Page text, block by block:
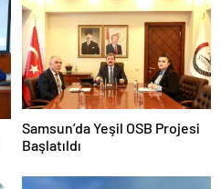
Samsun’da Yeşil OSB Projesi
Başlatıldı